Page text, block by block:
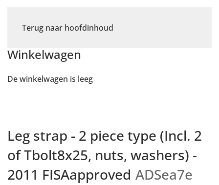
Terug naar hoofdinhoud
Winkelwagen
De winkelwagen is leeg
Leg strap - 2 piece type (Incl. 2
of Tbolt8x25, nuts, washers) -
2011 FISAapproved ADSea7e